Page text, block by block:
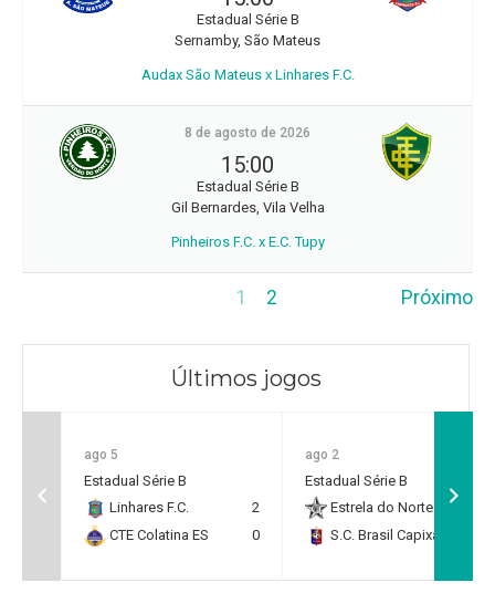
Estadual Série B
Sernamby, São Mateus
Audax São Mateus x Linhares F.C.
8 de agosto de 2026
15:00
Estadual Série B
Gil Bernardes, Vila Velha
Pinheiros F.C. x E.C. Tupy
1 2 Próximo
Últimos jogos
ago 5
Estadual Série B
Linhares F.C.
2
CTE Colatina ES
0
ago 2
Estadual Série B
Estrela do Norte F.C.
S.C. Brasil Capixaba